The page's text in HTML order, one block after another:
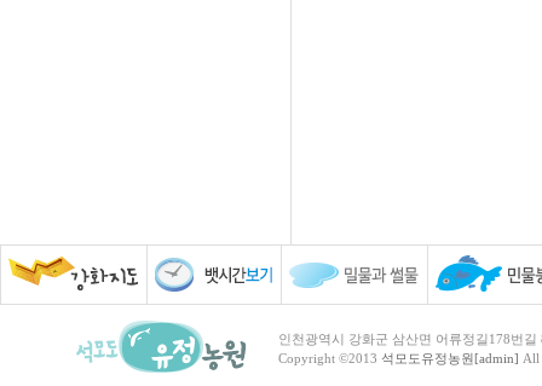
인천광역시 강화군 삼산면 어류정길178번
Copyright ©2013 석모도유정농원[admin] All